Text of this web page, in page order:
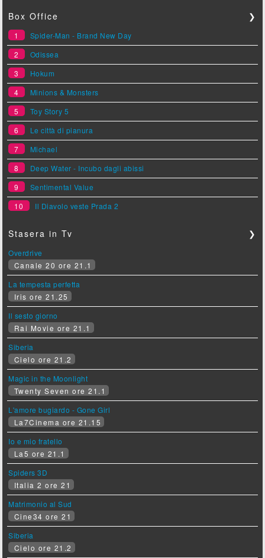
Box Office ❯
1
Spider-Man - Brand New Day
2
Odissea
3
Hokum
4
Minions & Monsters
5
Toy Story 5
6
Le città di pianura
7
Michael
8
Deep Water - Incubo dagli abissi
9
Sentimental Value
10
Il Diavolo veste Prada 2
Stasera in Tv ❯
Overdrive
Canale 20 ore 21.1
La tempesta perfetta
Iris ore 21.25
Il sesto giorno
Rai Movie ore 21.1
Siberia
Cielo ore 21.2
Magic in the Moonlight
Twenty Seven ore 21.1
L'amore bugiardo - Gone Girl
La7Cinema ore 21.15
Io e mio fratello
La5 ore 21.1
Spiders 3D
Italia 2 ore 21
Matrimonio al Sud
Cine34 ore 21
Siberia
Cielo ore 21.2